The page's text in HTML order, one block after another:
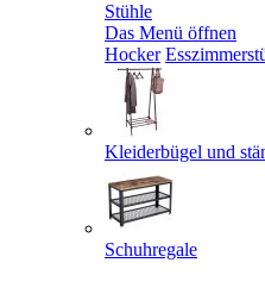
Stühle
Das Menü öffnen
Hocker
Kleiderbügel und
Schuhregale